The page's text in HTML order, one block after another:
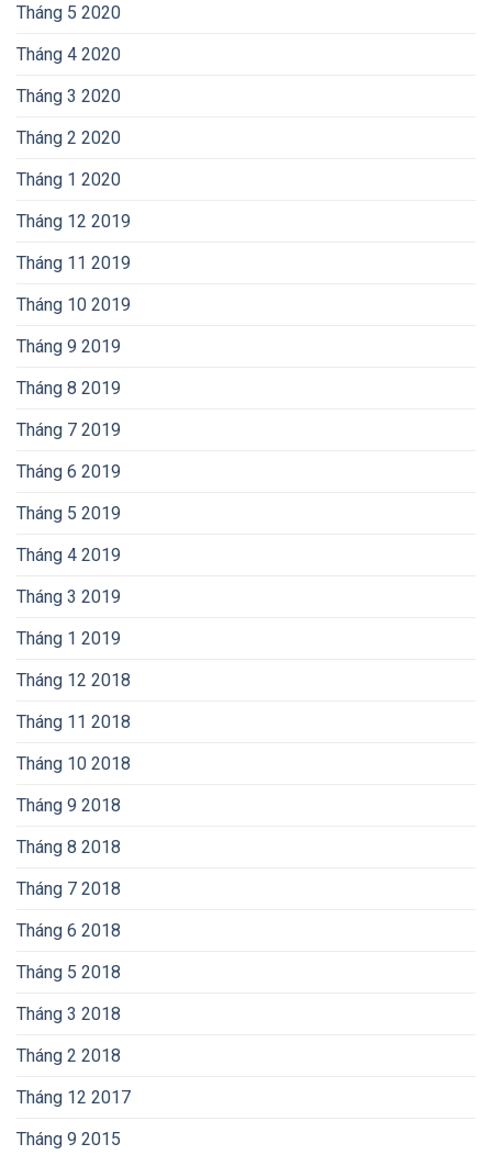
Tháng 5 2020
Tháng 4 2020
Tháng 3 2020
Tháng 2 2020
Tháng 1 2020
Tháng 12 2019
Tháng 11 2019
Tháng 10 2019
Tháng 9 2019
Tháng 8 2019
Tháng 7 2019
Tháng 6 2019
Tháng 5 2019
Tháng 4 2019
Tháng 3 2019
Tháng 1 2019
Tháng 12 2018
Tháng 11 2018
Tháng 10 2018
Tháng 9 2018
Tháng 8 2018
Tháng 7 2018
Tháng 6 2018
Tháng 5 2018
Tháng 3 2018
Tháng 2 2018
Tháng 12 2017
Tháng 9 2015